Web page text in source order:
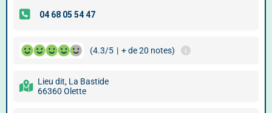
(4.3/5 | + de 20 notes)
Lieu dit, La Bastide
66360 Olette